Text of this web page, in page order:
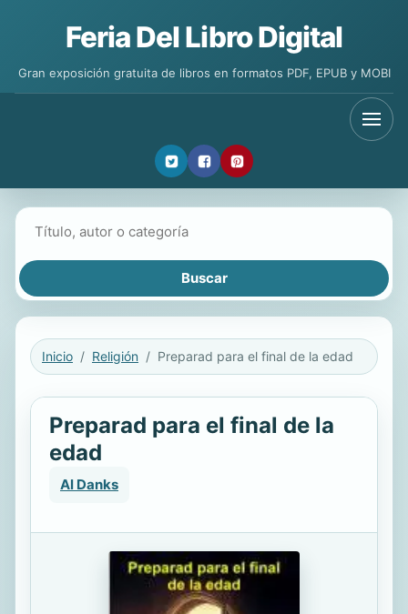
Feria Del Libro Digital
Gran exposición gratuita de libros en formatos PDF, EPUB y MOBI
Inicio Religión Preparad para el final de la edad
Preparad para el final de la
edad
Al Danks